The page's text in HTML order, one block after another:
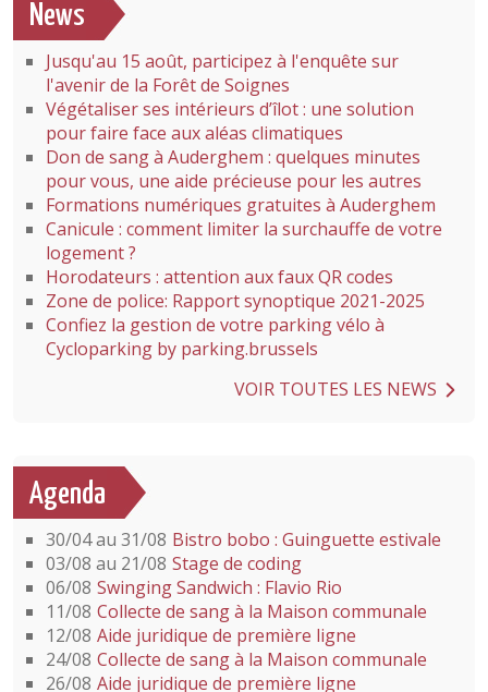
News
Jusqu'au 15 août, participez à l'enquête sur
l'avenir de la Forêt de Soignes
Végétaliser ses intérieurs d’îlot : une solution
pour faire face aux aléas climatiques
Don de sang à Auderghem : quelques minutes
pour vous, une aide précieuse pour les autres
Formations numériques gratuites à Auderghem
Canicule : comment limiter la surchauffe de votre
logement ?
Horodateurs : attention aux faux QR codes
Zone de police: Rapport synoptique 2021-2025
Confiez la gestion de votre parking vélo à
Cycloparking by parking.brussels
VOIR TOUTES LES NEWS
Agenda
30/04 au 31/08 Bistro bobo : Guinguette estivale
03/08 au 21/08 Stage de coding
06/08 Swinging Sandwich : Flavio Rio
11/08 Collecte de sang à la Maison communale
12/08 Aide juridique de première ligne
24/08 Collecte de sang à la Maison communale
26/08 Aide juridique de première ligne